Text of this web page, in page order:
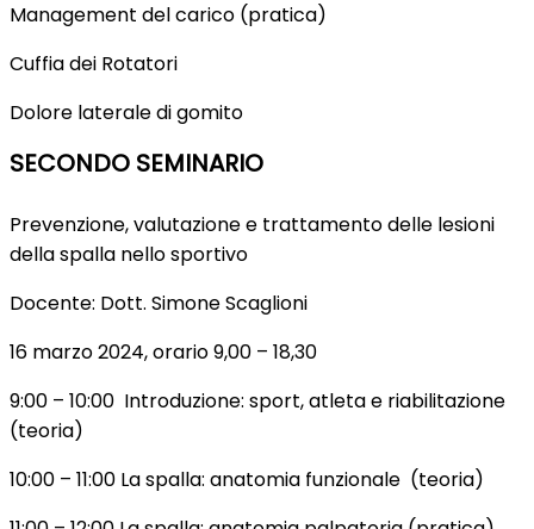
Management del carico (pratica)
Cuffia dei Rotatori
Dolore laterale di gomito
SECONDO SEMINARIO
Prevenzione, valutazione e trattamento delle lesioni
della spalla nello sportivo
Docente: Dott. Simone Scaglioni
16 marzo 2024, orario 9,00 – 18,30
9:00 – 10:00 Introduzione: sport, atleta e riabilitazione
(teoria)
10:00 – 11:00 La spalla: anatomia funzionale (teoria)